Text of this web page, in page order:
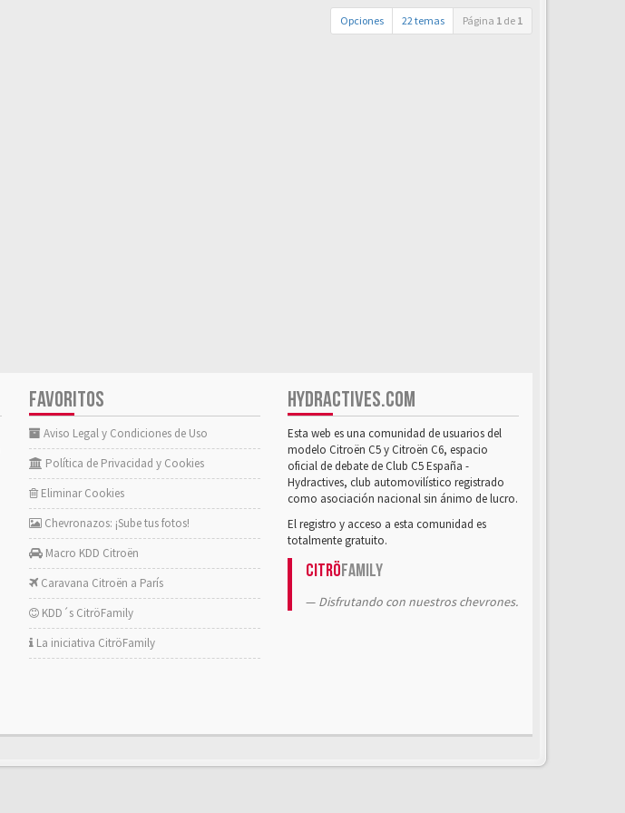
Opciones 22 temas Página 1 de 1
FAVORITOS
Aviso Legal y Condiciones de Uso
Política de Privacidad y Cookies
Eliminar Cookies
Chevronazos: ¡Sube tus fotos!
Macro KDD Citroën
Caravana Citroën a París
KDD´s CitröFamily
La iniciativa CitröFamily
HYDRACTIVES.COM
Esta web es una comunidad de usuarios del
modelo Citroën C5 y Citroën C6, espacio
oficial de debate de Club C5 España -
Hydractives, club automovilístico registrado
como asociación nacional sin ánimo de lucro.
El registro y acceso a esta comunidad es
totalmente gratuito.
CitröFamily
Disfrutando con nuestros chevrones.